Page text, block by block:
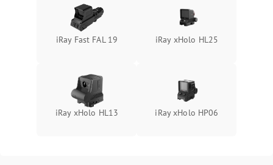
iRay Fast FAL 19 iRay xHolo HL25
iRay xHolo HL13 iRay xHolo HP06